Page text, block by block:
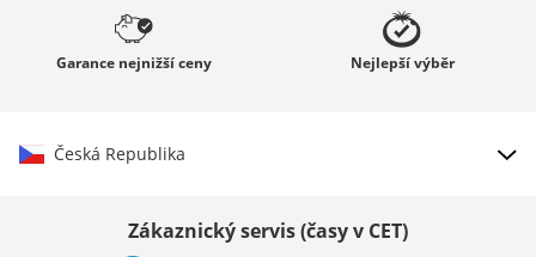
Garance nejnižší ceny Nejlepšívýběr
Česká Republika
Zákaznický servis (časy v CET)